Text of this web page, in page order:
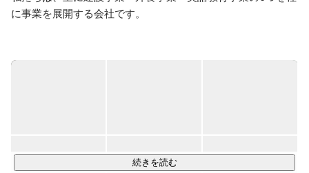
に事業を展開する会社です。
それはいずれも「ニッチなお客様の“困った”を解決する」こと
続きを読む